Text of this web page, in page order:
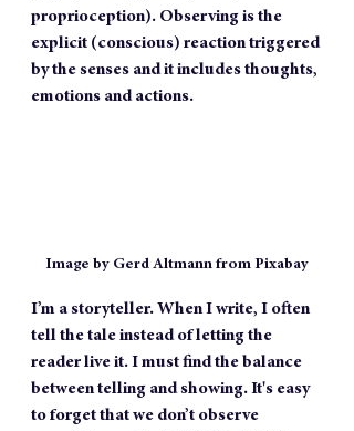
proprioception). Observing is the
explicit (conscious) reaction triggered
by the senses and it includes thoughts,
emotions and actions.
Image by Gerd Altmann from Pixabay
I’m a storyteller. When I write, I often
tell the tale instead of letting the
reader live it. I must find the balance
between telling and showing. It's easy
to forget that we don’t observe